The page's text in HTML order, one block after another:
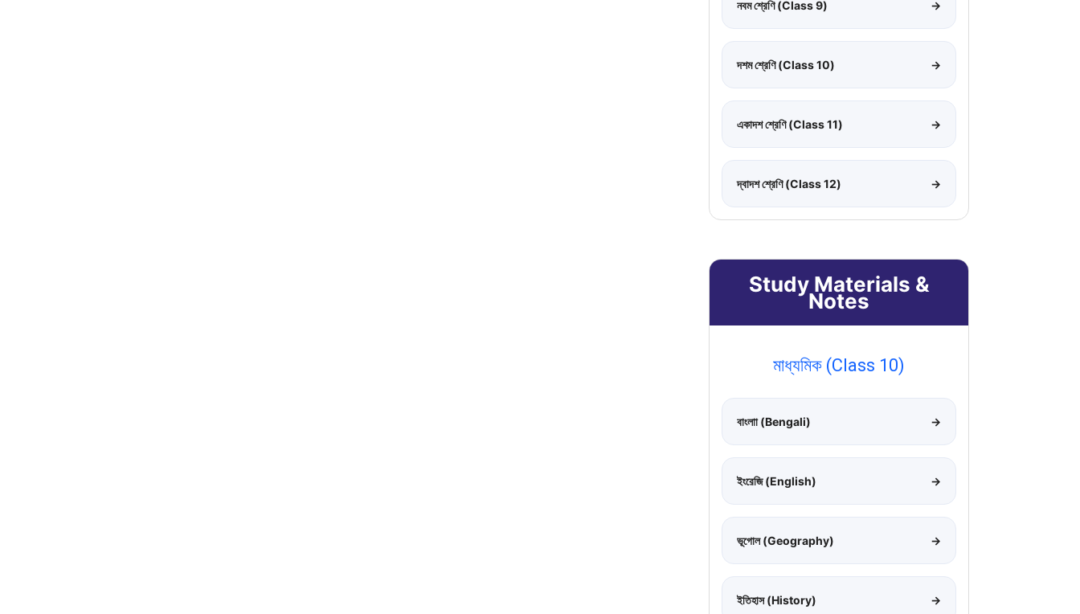
নবম শ্রেণি (Class 9) →
দশম শ্রেণি (Class 10) →
একাদশ শ্রেণি (Class 11) →
দ্বাদশ শ্রেণি (Class 12) →
Study Materials &
Notes
মাধ্যমিক (Class 10)
বাংলাা (Bengali) →
ইংরেজি (English) →
ভূগোল (Geography) →
ইতিহাস (History) →